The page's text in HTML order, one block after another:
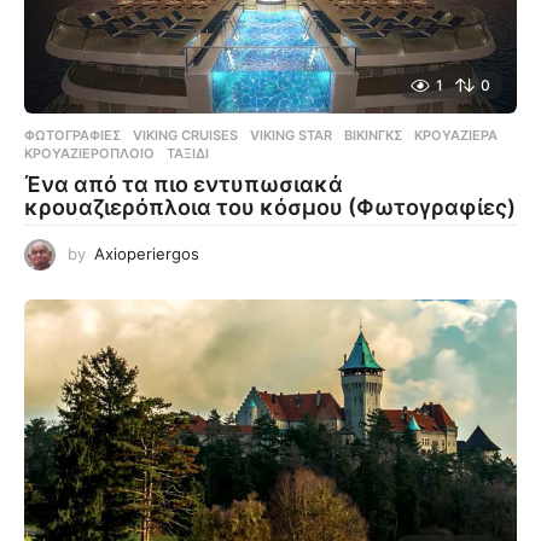
1 0
ΦΩΤΟΓΡΑΦΊΕΣ VIKING CRUISES ,VIKING STAR ,ΒΊΚΙΝΓΚΣ ,ΚΡΟΥΑΖΙΈΡΑ
ΚΡΟΥΑΖΙΕΡΌΠΛΟΙΟ
,ΤΑΞΊΔΙ
Ένα από τα πιο εντυπωσιακά
κρουαζιερόπλοια του κόσμου (Φωτογραφίες)
by Axioperiergos